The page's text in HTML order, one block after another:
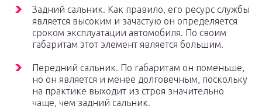
Задний сальник. Как правило, его ресурс службы
является высоким и зачастую он определяется
сроком эксплуатации автомобиля. По своим
габаритам этот элемент является большим.
Передний сальник. По габаритам он поменьше,
но он является и менее долговечным, поскольку
на практике выходит из строя значительно
чаще, чем задний сальник.